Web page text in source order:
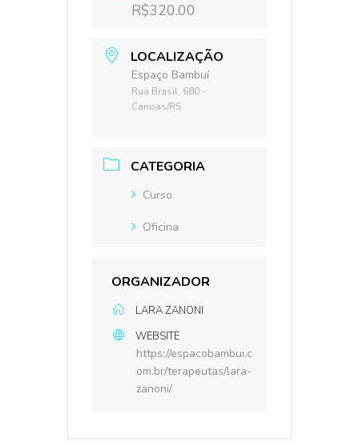
R$320.00
LOCALIZAÇÃO
Espaço Bambuí
Rua Brasil, 680 -
Canoas/RS
CATEGORIA
Curso
Oficina
ORGANIZADOR
LARA ZANONI
WEBSITE
https://espacobambui.c
om.br/terapeutas/lara-
zanoni/